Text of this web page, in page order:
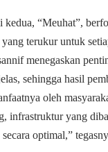
kedua, “Meuhat”,
terukur untuk
menegaskan
sehingga hasil
oleh
infrastruktur yang
optimal,”